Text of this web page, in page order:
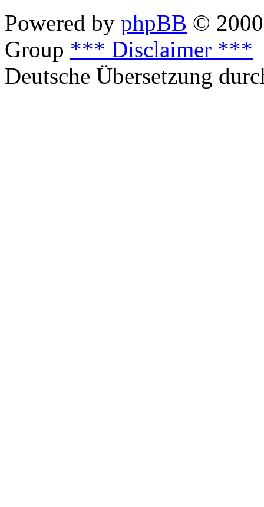
Powered by phpBB ©
Group *** Disclaimer ***
Deutsche Übersetzung